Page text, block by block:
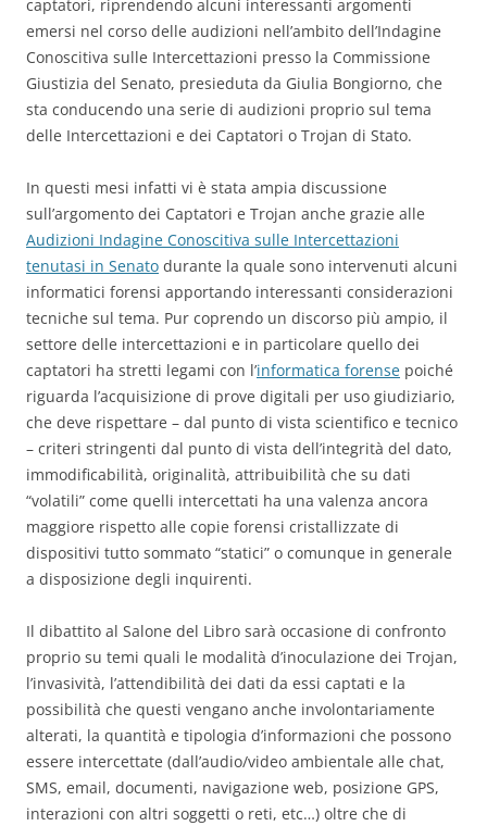
captatori, riprendendo alcuni interessanti argomenti
emersi nel corso delle audizioni nell’ambito dell’Indagine
Conoscitiva sulle Intercettazioni presso la Commissione
Giustizia del Senato, presieduta da Giulia Bongiorno, che
sta conducendo una serie di audizioni proprio sul tema
delle Intercettazioni e dei Captatori o Trojan di Stato.
In questi mesi infatti vi è stata ampia discussione
sull’argomento dei Captatori e Trojan anche grazie alle
Audizioni Indagine Conoscitiva sulle Intercettazioni
tenutasi in Senato durante la quale sono intervenuti alcuni
informatici forensi apportando interessanti considerazioni
tecniche sul tema. Pur coprendo un discorso più ampio, il
settore delle intercettazioni e in particolare quello dei
captatori ha stretti legami con l’informatica forense poiché
riguarda l’acquisizione di prove digitali per uso giudiziario,
che deve rispettare – dal punto di vista scientifico e tecnico
– criteri stringenti dal punto di vista dell’integrità del dato,
immodificabilità, originalità, attribuibilità che su dati
“volatili” come quelli intercettati ha una valenza ancora
maggiore rispetto alle copie forensi cristallizzate di
dispositivi tutto sommato “statici” o comunque in generale
a disposizione degli inquirenti.
Il dibattito al Salone del Libro sarà occasione di confronto
proprio su temi quali le modalità d’inoculazione dei Trojan,
l’invasività, l’attendibilità dei dati da essi captati e la
possibilità che questi vengano anche involontariamente
alterati, la quantità e tipologia d’informazioni che possono
essere intercettate (dall’audio/video ambientale alle chat,
SMS, email, documenti, navigazione web, posizione GPS,
interazioni con altri soggetti o reti, etc…) oltre che di